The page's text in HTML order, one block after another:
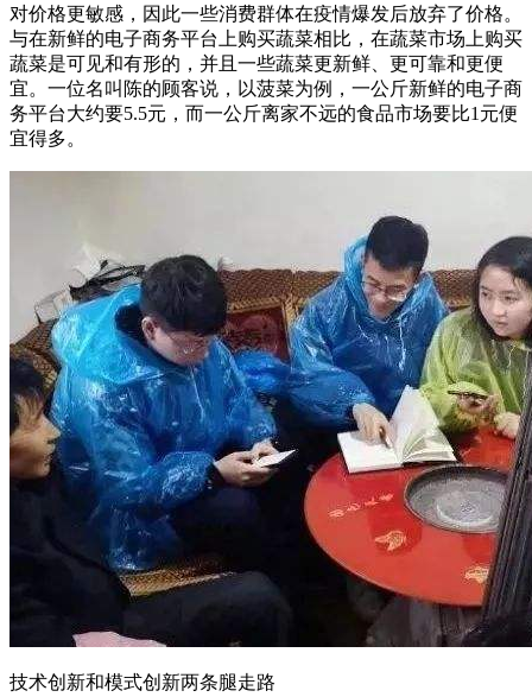
对价格更敏感，因此一些消费群体在疫情爆发后放弃了价格。
与在新鲜的电子商务平台上购买蔬菜相比，在蔬菜市场上购买
蔬菜是可见和有形的，并且一些蔬菜更新鲜、更可靠和更便
宜。一位名叫陈的顾客说，以菠菜为例，一公斤新鲜的电子商
务平台大约要5.5元，而一公斤离家不远的食品市场要比1元便
宜得多。
技术创新和模式创新两条腿走路